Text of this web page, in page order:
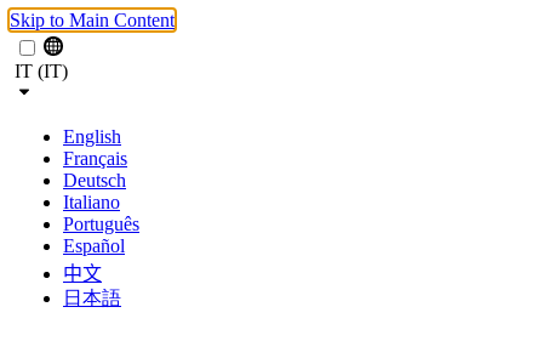
Skip to Main Content
IT (IT)
English
Français
Deutsch
Italiano
Português
Español
中文
日本語